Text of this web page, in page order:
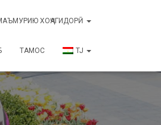
ХОҶАГИДОРӢ
ТАМОС TJ